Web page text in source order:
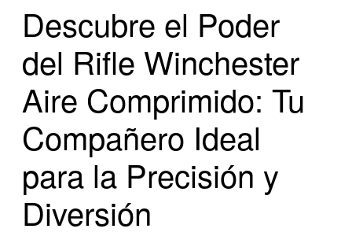
Descubre el Poder
del Rifle Winchester
Aire Comprimido: Tu
Compañero Ideal
para la Precisión y
Diversión